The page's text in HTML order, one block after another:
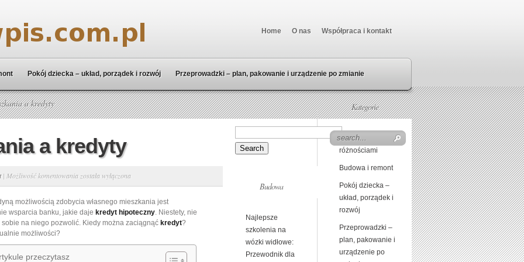
Home O nas Współpraca i kontakt
Pokój dziecka – układ, porządek i rozwój Przeprowadzki – plan, pakowanie i urządzenie po zmianie
a kredyty
a kredyty
| Możliwość komentowania Zakup
mieszkania
a
kredyty
została wyłączona
możliwością zdobycia własnego mieszkania jest
wsparcia banku, jakie daje kredyt hipoteczny. Niestety, nie
sobie na niego pozwolić. Kiedy można zaciągnąć kredyt?
możliwości?
przeczytasz
Budowa
Najlepsze
szkolenia na
wózki widłowe:
Przewodnik dla
Kategorie
Beczka z
różnościami
Budowa i remont
Pokój dziecka –
układ, porządek i
rozwój
Przeprowadzki –
plan, pakowanie i
urządzenie po